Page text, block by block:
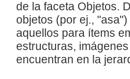
de la faceta Objetos.
objetos (por ej.,
aquellos para ítems
estructuras,
encuentran en la